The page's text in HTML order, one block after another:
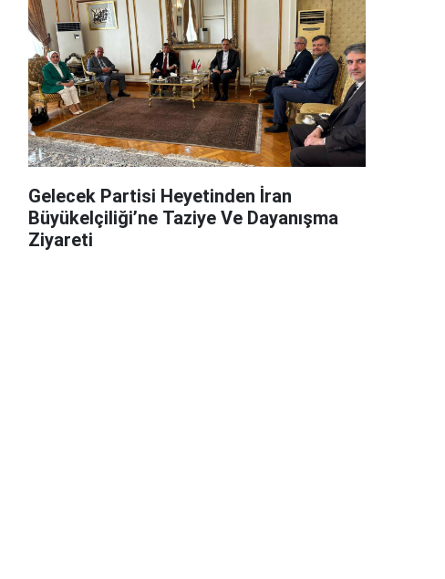
Gelecek Partisi Heyetinden İran
Büyükelçiliği’ne Taziye Ve Dayanışma
Ziyareti